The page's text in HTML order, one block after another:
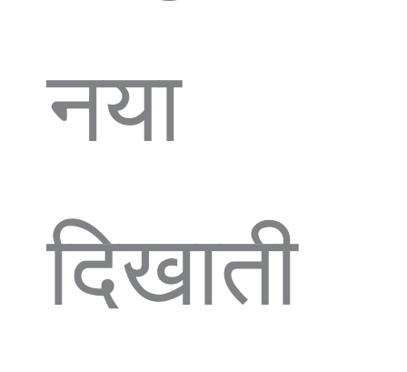
नया ​
दिखाती